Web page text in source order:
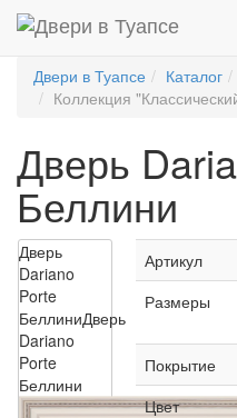
Двери в Туапсе Каталог
Коллекция
Дверь
Беллини
Дверь
Dariano
Porte
БеллиниДверь
Dariano
Porte
Беллини
Артикул
Размеры
Покрытие
Цвет